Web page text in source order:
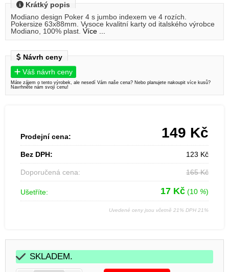
Krátký popis
Modiano design Poker 4 s jumbo indexem ve 4 rozích.
Pokersize 63x88mm. Vysoce kvalitní karty od italského výrobce
Modiano, 100% plast. Více ...
Návrh ceny
Váš návrh ceny
Máte zájem o tento výrobek, ale nesedí Vám naše cena? Nebo planujete nakoupit více kusů?
Navrhněte nám svojí cenu!
Prodejní cena: 149 Kč
Bez DPH: 123 Kč
Doporučená cena: 165Kč
Ušetříte: 17 Kč (10 %)
Uvedené ceny jsou včetně 21% DPH 21%
SKLADEM.